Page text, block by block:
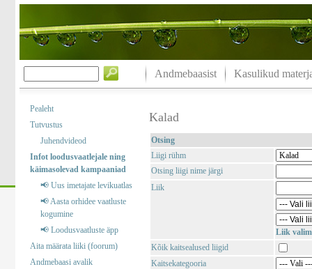
Andmebaasist Kasulikud
Pealeht
Tutvustus
Juhendvideod
Infot loodusvaatlejale ning
käimasolevad kampaaniad
📢 Uus imetajate levikuatlas
📢 Aasta orhidee vaatluste
kogumine
📢 Loodusvaatluste äpp
Aita määrata liiki (foorum)
Andmebaasi avalik
Kalad
Otsing
Liigi rühm
Otsing liigi nime järgi
Liik
Liik
Kõik kaitsealused liigid
Kaitsekategooria